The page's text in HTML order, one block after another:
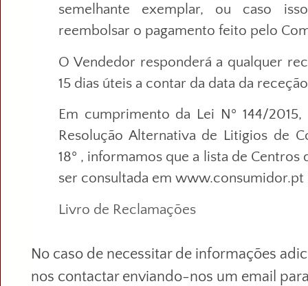
semelhante exemplar, ou caso
reembolsar o pagamento feito pelo
O Vendedor responderá a qualquer
15 dias úteis a contar da data da
Em cumprimento da Lei Nº 144/
Resolução Alternativa de Litigios de
18º , informamos que a lista de
ser consultada em www.consumidor.pt
Livro de Reclamações
No caso de necessitar de informações
nos contactar enviando-nos um email